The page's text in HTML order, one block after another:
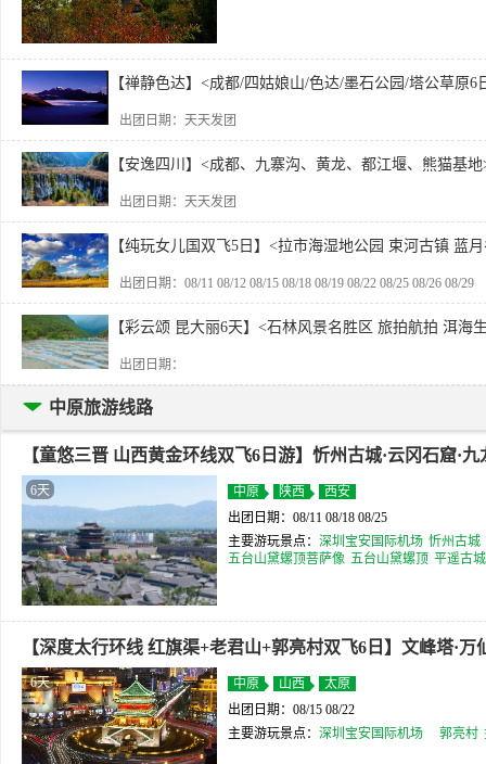
【禅静色达】<成都/四姑娘山/色达/墨石公园/塔公草原6
出团日期：天天发团
【安逸四川】<成都、九寨沟、黄龙、都江堰、熊猫基
出团日期：天天发团
【纯玩女儿国双飞5日】<拉市海湿地公园 束河古镇 蓝
出团日期：08/11 08/12 08/15 08/18 08/19 08/22 08/25 08/26 08/29
【彩云颂 昆大丽6天】<石林风景名胜区 旅拍航拍 洱海
出团日期：
中原旅游线路
【童悠三晋 山西黄金环线双飞6日游】忻州古城·云冈石窟·
6天 中原 陕西
西安
出团日期：08/11 08/18 08/25
主要游玩景点： 深圳宝安国际机场 忻州古城
五台山黛螺顶菩萨像 五台山黛螺顶 平遥古城
【深度太行环线 红旗渠+老君山+郭亮村双飞6日】文峰塔·万
6天 中原 山西
太原
出团日期：08/15 08/22
主要游玩景点： 深圳宝安国际机场 郭亮村